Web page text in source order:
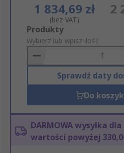
1 834,69 zł
(bez VAT)
2
Add
to
Basket
Produkty
wybierz lub wpisz ilość
Sprawdź daty
Do
DARMOWA wysyłka
wartości powyżej